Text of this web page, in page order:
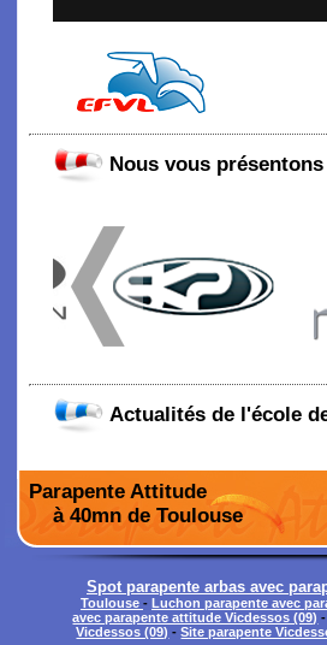
Nous vous
Actualités de l'école
Parapente Attitude
à 40mn de Toulouse
Spot parapente arbas avec
Toulouse - Luchon parapente avec
avec parapente attitude Vicdessos (09)
Vicdessos (09) -Site parapente